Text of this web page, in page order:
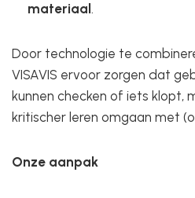
materiaal .
Door technologie te
VISAVIS ervoor zorgen dat
kunnen checken of iets klopt,
kritischer leren omgaan met
Onze aanpak